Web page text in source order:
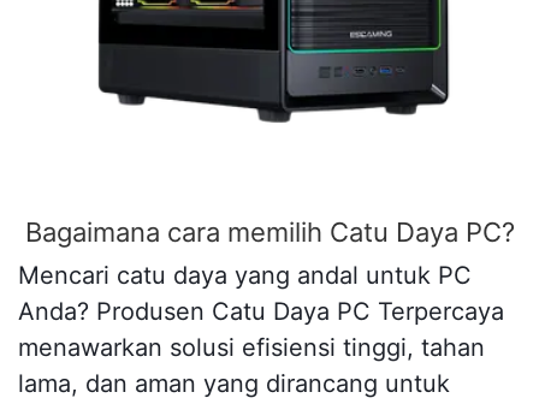
Bagaimana cara memilih Catu Daya PC?
Mencari catu daya yang andal untuk PC
Anda? Produsen Catu Daya PC Terpercaya
menawarkan solusi efisiensi tinggi, tahan
lama, dan aman yang dirancang untuk